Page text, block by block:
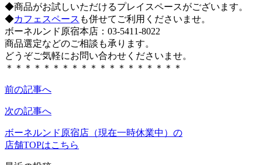
◆商品がお試しいただけるプレイスペースがございます。
◆カフェスペース も併せてご利用くださいませ。
ボーネルンド原宿本店：03-5411-8022
商品選定などのご相談も承ります。
どうぞご気軽にお問い合わせくださいませ。
＊＊＊＊＊＊＊＊＊＊＊＊＊＊＊＊＊＊＊
前の記事へ
次の記事へ
ボーネルンド原宿店（現在一時休業中）の
店舗TOPはこちら